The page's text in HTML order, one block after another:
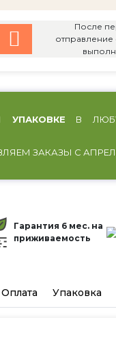
После
отправление
В
ЗАКАЗЫ С
Гарантия 6 мес. на
приживаемость
Оплата Упаковка